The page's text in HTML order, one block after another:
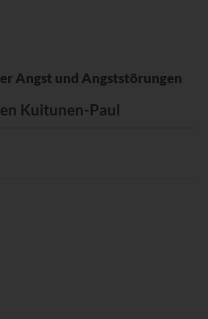
Angst und Angststörungen
Kuitunen-Paul